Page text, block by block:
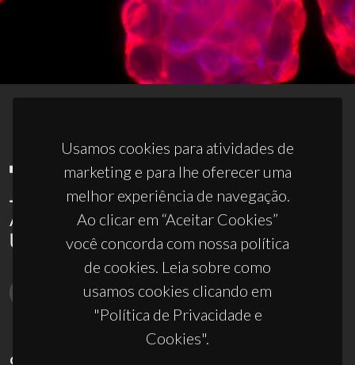
Usamos cookies para atividades de
marketing e para lhe oferecer uma
melhor experiência de navegação.
Ao clicar em “Aceitar Cookies”
você concorda com nossa política
de cookies. Leia sobre como
usamos cookies clicando em
"Política de Privacidade e
Cookies".
CONTACTOS